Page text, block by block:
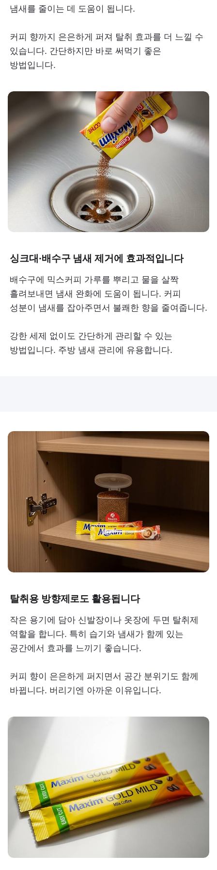
냄새를 줄이는 데 도움이 됩니다.
커피 향까지 은은하게 퍼져 탈취 효과를 더 느낄 수
있습니다. 간단하지만 바로 써먹기 좋은
방법입니다.
싱크대·배수구 냄새 제거에 효과적입니다
배수구에 믹스커피 가루를 뿌리고 물을 살짝
흘려보내면 냄새 완화에 도움이 됩니다. 커피
성분이 냄새를 잡아주면서 불쾌한 향을 줄여줍니다.
강한 세제 없이도 간단하게 관리할 수 있는
방법입니다. 주방 냄새 관리에 유용합니다.
탈취용 방향제로도 활용됩니다
작은 용기에 담아 신발장이나 옷장에 두면 탈취제
역할을 합니다. 특히 습기와 냄새가 함께 있는
공간에서 효과를 느끼기 좋습니다.
커피 향이 은은하게 퍼지면서 공간 분위기도 함께
바뀝니다. 버리기엔 아까운 이유입니다.